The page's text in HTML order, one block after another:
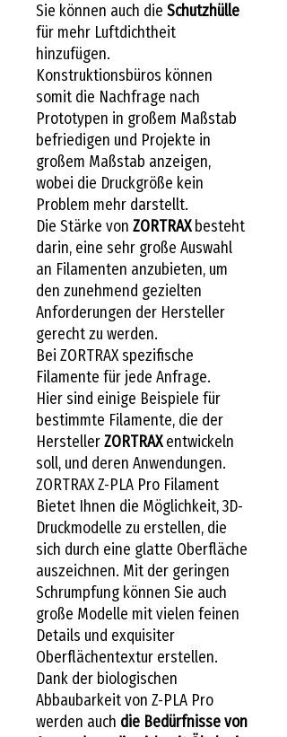
Sie können auch die Schutzhülle
für mehr Luftdichtheit
hinzufügen.
Konstruktionsbüros können
somit die Nachfrage nach
Prototypen in großem Maßstab
befriedigen und Projekte in
großem Maßstab anzeigen,
wobei die Druckgröße kein
Problem mehr darstellt.
Die Stärke von ZORTRAXbesteht
darin, eine sehr große Auswahl
an Filamenten anzubieten, um
den zunehmend gezielten
Anforderungen der Hersteller
gerecht zu werden.
Bei ZORTRAX spezifische
Filamente für jede Anfrage.
Hier sind einige Beispiele für
bestimmte Filamente, die der
HerstellerZORTRAXentwickeln
soll, und deren Anwendungen.
ZORTRAX Z-PLA Pro Filament
Bietet Ihnen die Möglichkeit, 3D-
Druckmodelle zu erstellen, die
sich durch eine glatte Oberfläche
auszeichnen. Mit der geringen
Schrumpfung können Sie auch
große Modelle mit vielen feinen
Details und exquisiter
Oberflächentextur erstellen.
Dank der biologischen
Abbaubarkeit von Z-PLA Pro
werden auch die Bedürfnisse von